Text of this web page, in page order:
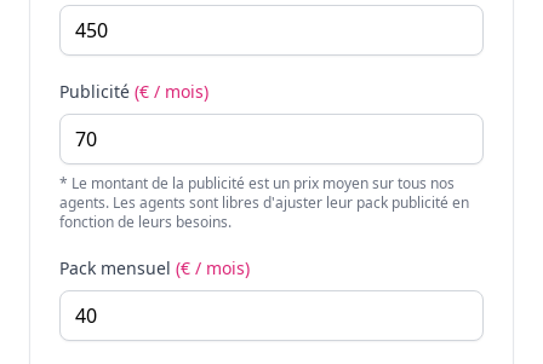
Publicité (€ / mois)
* Le montant de la publicité est un prix moyen sur tous nos
agents. Les agents sont libres d'ajuster leur pack publicité en
fonction de leurs besoins.
Pack mensuel (€ / mois)